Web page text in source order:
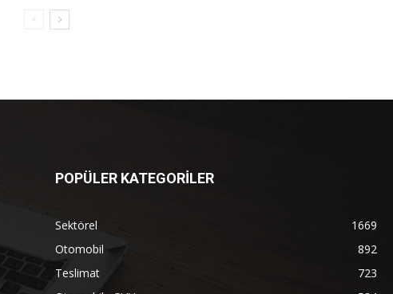
POPÜLER KATEGORİLER
Sektörel
1669
Otomobil
892
Teslimat
723